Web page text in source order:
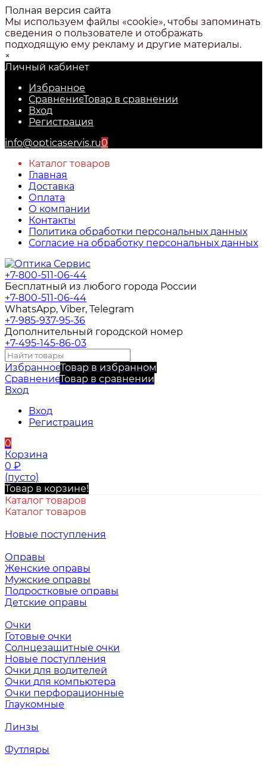
Полная версия сайта
Мы используем файлы «cookie», чтобы запоминать
сведения о пользователе и отображать
подходящую ему рекламу и другие материалы.
×
Личный кабинет
Избранное
СравнениеТовар в сравнении
Вход
Регистрация
info@opticaservis.ru0
Каталог товаров
Главная
Доставка
Оплата
О компании
Контакты
Политика обработки персональных данных
Согласие на обработку персональных данных
+7-800-511-06-44
Бесплатный из любого города России
+7-800-511-06-44
WhatsApp, Viber, Telegram
+7-985-937-95-36
Дополнительный городской номер
+7-495-145-86-03
ИзбранноеТовар в избранном
СравнениеТовар в сравнении
Вход
Вход
Регистрация
0
Корзина
0 ₽
(пусто)
Товар в корзине!
Каталог товаров
Каталог товаров
Новые поступления
Оправы
Женские оправы
Мужские оправы
Подростковые оправы
Детские оправы
Очки
Готовые очки
Солнцезащитные очки
Новые поступления
Очки для водителей
Очки для компьютера
Очки перфорационные
Глаукомные
Линзы
Футляры